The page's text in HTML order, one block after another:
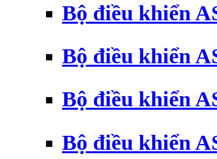
Bộ điều khiển
Bộ điều khiển
Bộ điều khiển
Bộ điều khiển